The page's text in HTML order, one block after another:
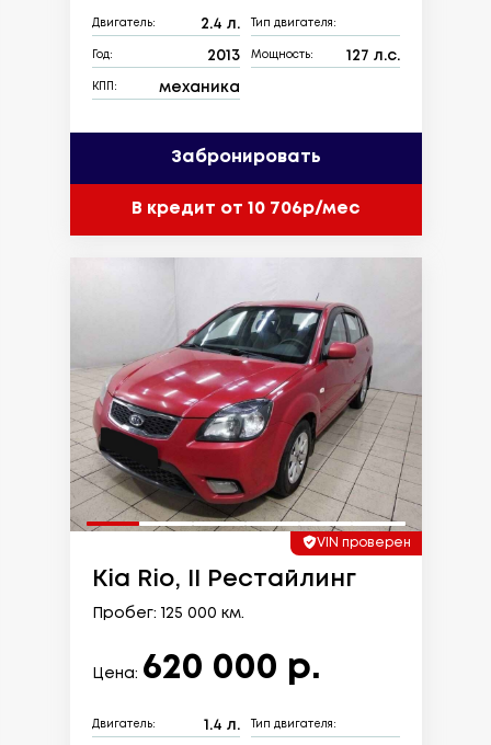
Двигатель: 2.4 л. Тип двигателя:
Год: 2013 Мощность: 127 л.с.
КПП: механика
Забронировать
В кредит от 10 706р/мес
VIN проверен
Kia Rio, II Рестайлинг
Пробег: 125 000 км.
Цена: 620 000 р.
Двигатель: 1.4 л. Тип двигателя: